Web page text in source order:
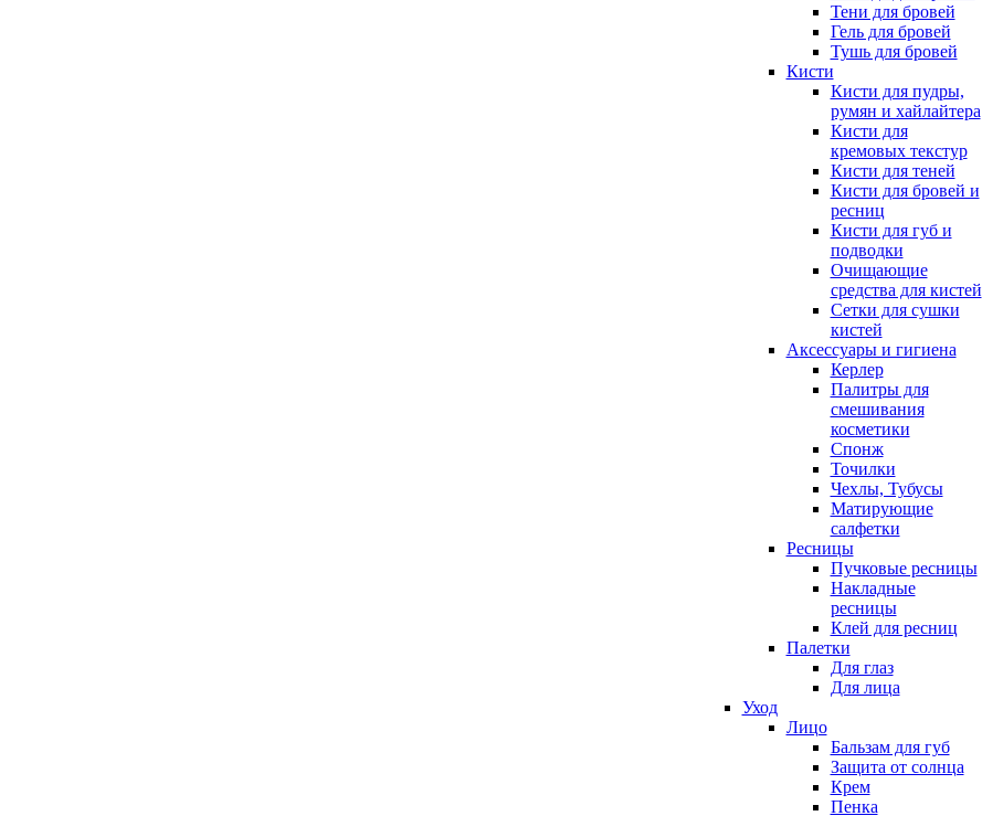
Тени для бровей
Гель для бровей
Тушь для бровей
Кисти
Кисти для пудры,
румян и хайлайтера
Кисти для
кремовых текстур
Кисти для теней
Кисти для бровей и
ресниц
Кисти для губ и
подводки
Очищающие
средства для кистей
Сетки для сушки
кистей
Аксессуары и гигиена
Керлер
Палитры для
смешивания
косметики
Спонж
Точилки
Чехлы, Тубусы
Матирующие
салфетки
Ресницы
Пучковые ресницы
Накладные
ресницы
Клей для ресниц
Палетки
Для глаз
Для лица
Уход
Лицо
Бальзам для губ
Защита от солнца
Крем
Пенка